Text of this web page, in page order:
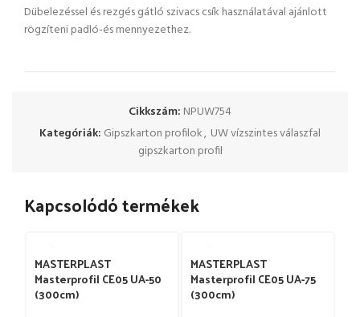
Dübelezéssel és rezgés gátló szivacs csík használatával ajánlott
rögzíteni padló-és mennyezethez.
Cikkszám: NPUW754
Kategóriák: Gipszkarton profilok, UW vízszintes válaszfal
gipszkarton profil
Kapcsolódó termékek
MASTERPLAST
Masterprofil CE05 UA-50
(300cm)
MASTERPLAST
Masterprofil CE05 UA-75
(300cm)